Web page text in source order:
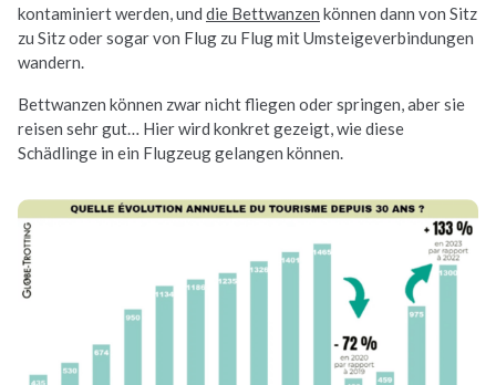
kontaminiert werden, und die Bettwanzen können dann von Sitz
zu Sitz oder sogar von Flug zu Flug mit Umsteigeverbindungen
wandern.
Bettwanzen können zwar nicht fliegen oder springen, aber sie
reisen sehr gut… Hier wird konkret gezeigt, wie diese
Schädlinge in ein Flugzeug gelangen können.